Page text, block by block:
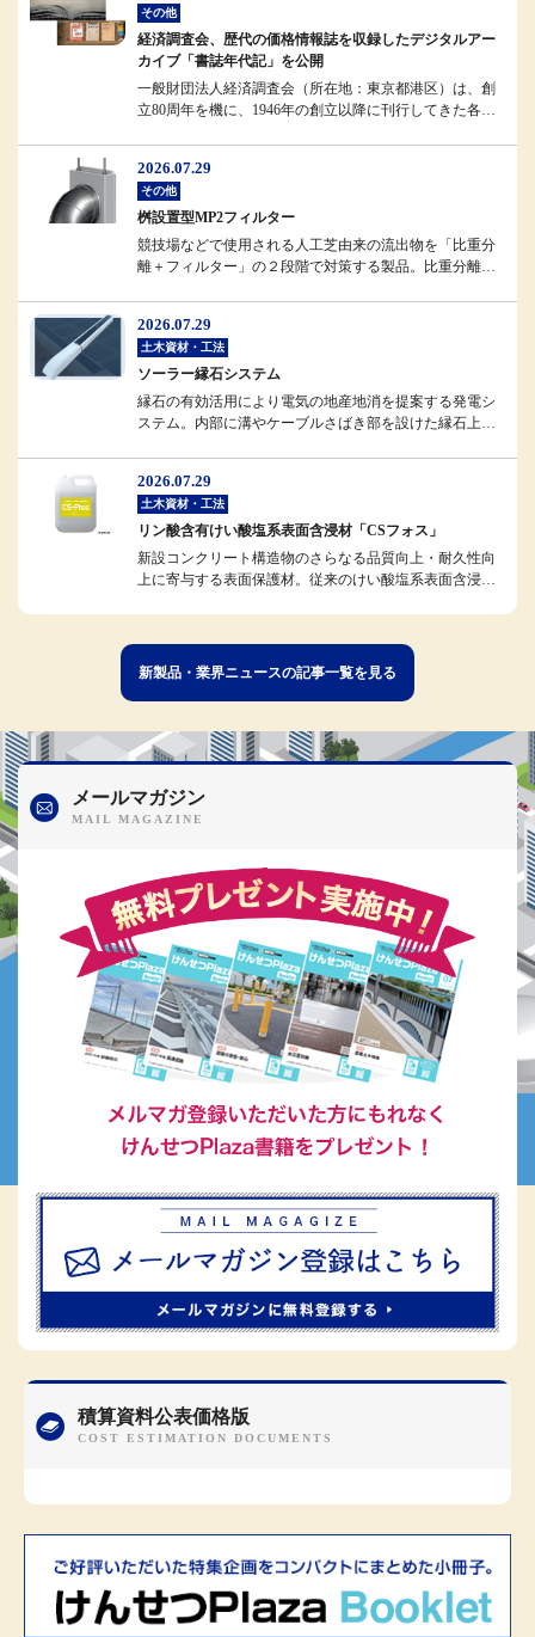
その他
経済調査会、歴代の価格情報誌を収録したデジタルアー
カイブ「書誌年代記」を公開
一般財団法人経済調査会（所在地：東京都港区）は、創
立80周年を機に、1946年の創立以降に刊行してきた各種
2026.07.29
その他
桝設置型MP2フィルター
競技場などで使用される人工芝由来の流出物を「比重分
離＋フィルター」の２段階で対策する製品。比重分離に
2026.07.29
土木資材・工法
ソーラー縁石システム
縁石の有効活用により電気の地産地消を提案する発電シ
ステム。内部に溝やケーブルさばき部を設けた縁石上部
2026.07.29
土木資材・工法
リン酸含有けい酸塩系表面含浸材「CSフォス」
新設コンクリート構造物のさらなる品質向上・耐久性向
上に寄与する表面保護材。従来のけい酸塩系表面含浸材
新製品・業界ニュースの記事一覧を見る
メールマガジン
積算資料公表価格版